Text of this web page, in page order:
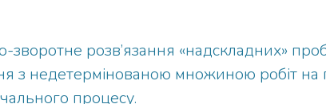
зворотне розв’язання «надскладних»
з недетермінованою множиною робіт на
процесу.